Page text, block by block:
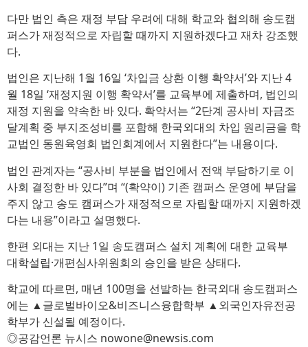
다만 법인 측은 재정 부담 우려에 대해 학교와 협의해 송도캠
퍼스가 재정적으로 자립할 때까지 지원하겠다고 재차 강조했
다.
법인은 지난해 1월 16일 ‘차입금 상환 이행 확약서’와 지난 4
월 18일 ‘재정지원 이행 확약서’를 교육부에 제출하며, 법인의
재정 지원을 약속한 바 있다. 확약서는 “2단계 공사비 자금조
달계획 중 부지조성비를 포함해 한국외대의 차입 원리금을 학
교법인 동원육영회 법인회계에서 지원한다”는 내용이다.
법인 관계자는 “공사비 부분을 법인에서 전액 부담하기로 이
사회 결정한 바 있다”며 “(확약이) 기존 캠퍼스 운영에 부담을
주지 않고 송도 캠퍼스가 재정적으로 자립할 때까지 지원하겠
다는 내용”이라고 설명했다.
한편 외대는 지난 1일 송도캠퍼스 설치 계획에 대한 교육부
대학설립·개편심사위원회의 승인을 받은 상태다.
학교에 따르면, 매년 100명을 선발하는 한국외대 송도캠퍼스
에는 ▲글로벌바이오&비즈니스융합학부 ▲외국인자유전공
학부가 신설될 예정이다.
◎공감언론 뉴시스 nowone@newsis.com